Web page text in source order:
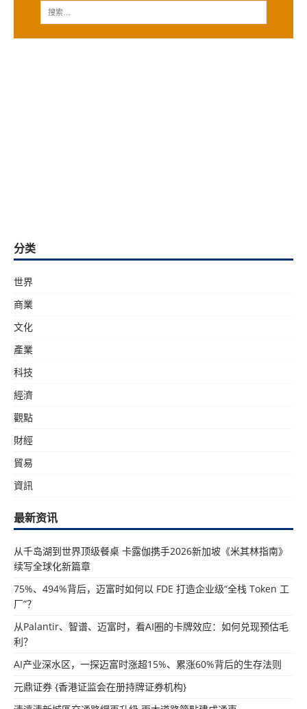
分类
世界
商業
文化
產業
科技
經濟
觀點
財經
貿易
資訊
最新资讯
从千岛湖到世界顶级餐桌 卡露伽携手2026新加坡《米其林指南》
续写全球化新篇章
75%、494%背后，迈富时如何以 FDE 打造企业级“全栈 Token 工
厂”？
从Palantir、智谱、迈富时，看AI圈的卡牌效应：如何兑现预估毛
利？
AI产业深水区，一探迈富时涨超15%、累涨60%背后的生存法则
元鼎证券 {香港证监会在册持牌证券机构}